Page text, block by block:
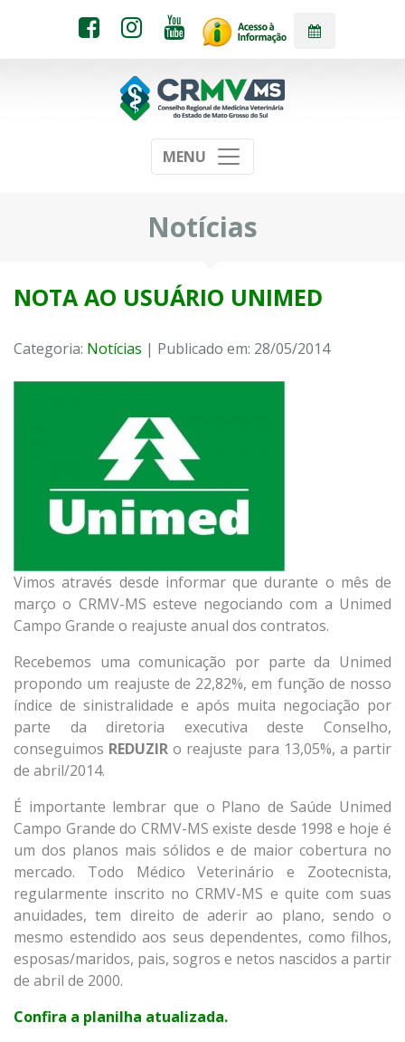
MENU
Notícias
NOTA AO USUÁRIO UNIMED
Categoria: Notícias | Publicado em: 28/05/2014
Vimos através desde informar que durante o mês de
março o CRMV-MS esteve negociando com a Unimed
Campo Grande o reajuste anual dos contratos.
Recebemos uma comunicação por parte da Unimed
propondo um reajuste de 22,82%, em função de nosso
índice de sinistralidade e após muita negociação por
parte da diretoria executiva deste Conselho,
conseguimos REDUZIRo reajuste para 13,05%, a partir
de abril/2014.
É importante lembrar que o Plano de Saúde Unimed
Campo Grande do CRMV-MS existe desde 1998 e hoje é
um dos planos mais sólidos e de maior cobertura no
mercado. Todo Médico Veterinário e Zootecnista,
regularmente inscrito no CRMV-MS e quite com suas
anuidades, tem direito de aderir ao plano, sendo o
mesmo estendido aos seus dependentes, como filhos,
esposas/maridos, pais, sogros e netos nascidos a partir
de abril de 2000.
Confira a planilha atualizada.